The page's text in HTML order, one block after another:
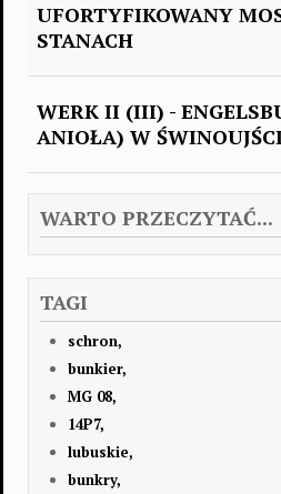
UFORTYFIKOWANY
STANACH
WERK II (III) -
ANIOŁA) W
WARTO PRZECZYTAĆ...
TAGI
schron,
bunkier,
MG 08,
14P7,
lubuskie,
bunkry,